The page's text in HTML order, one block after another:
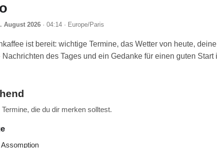
August 2026 · 04:14 · Europe/Paris
ist bereit: wichtige Termine, das Wetter von heute,
Nachrichten des Tages und ein Gedanke für einen guten Start
die du dir merken solltest.